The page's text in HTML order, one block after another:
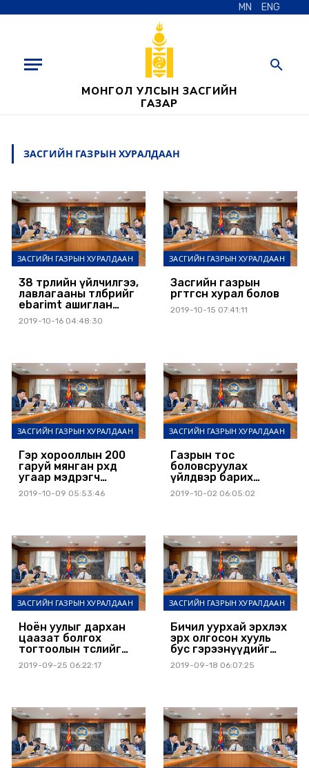
MN ENG
МОНГОЛ УЛСЫН ЗАСГИЙН
ГАЗАР
ЗАСГИЙН ГАЗРЫН ХУРАЛДААН
ЗАСГИЙН ГАЗРЫН ХУРАЛДААН
38 төрлийн үйлчилгээ,
лавлагааны төлбөрийг
ebarimt ашиглан
төлдөг боллоо
2019-10-16 04:48:30
ЗАСГИЙН ГАЗРЫН ХУРАЛДААН
Засгийн газрын
өргөтгөсөн хурал болов
2019-10-15 07:41:11
ЗАСГИЙН ГАЗРЫН ХУРАЛДААН
Гэр хорооллын 200
гаруй мянган өрхөд
угаар мэдрэгч
суурилуулна
2019-10-09 05:53:46
ЗАСГИЙН ГАЗРЫН ХУРАЛДААН
Газрын тос
боловсруулах
үйлдвэр барих
газрыг өргөтгөв
2019-10-02 06:05:02
ЗАСГИЙН ГАЗРЫН ХУРАЛДААН
Ноён уулыг дархан
цаазат болгох
тогтоолын төслийг
УИХ-д өргөн мэдүүлнэ
2019-09-25 06:22:17
ЗАСГИЙН ГАЗРЫН ХУРАЛДААН
Бичил уурхай эрхлэх
эрх олгосон хууль
бус гэрээнүүдийг
цуцлана
2019-09-18 06:07:25